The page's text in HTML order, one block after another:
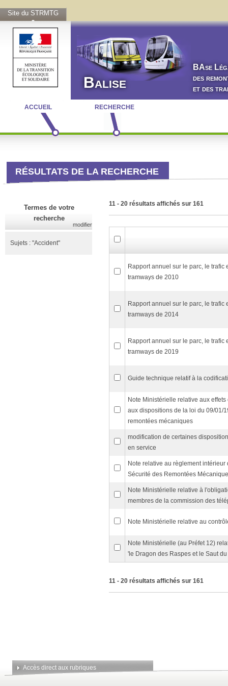
Site du STRMTG
Balise
BAse L
des
et des
ACCUEIL RECHERCHE
RÉSULTATS DE LA RECHERCHE
Termes de votre
recherche
modifier
Sujets : "Accident"
11 - 20 résultats affichés sur 161
Rapport annuel sur le parc, le trafic
tramways de 2010
Rapport annuel sur le parc, le trafic
tramways de 2014
Rapport annuel sur le parc, le trafic
tramways de 2019
Guide technique relatif à la
Note Ministérielle relative aux
aux dispositions de la loi du 09/01/
remontées mécaniques
modification de certaines
en service
Note relative au règlement
Sécurité des Remontées
Note Ministérielle relative à
membres de la commission des
Note Ministérielle relative au
Note Ministérielle (au Préfet 12)
'le Dragon des Raspes et le Saut
11 - 20 résultats affichés sur 161
Accès direct aux rubriques